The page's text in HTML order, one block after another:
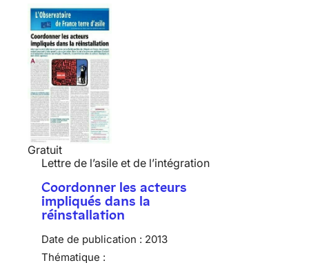
Gratuit
Lettre de l’asile et de l’intégration
Coordonner les acteurs
impliqués dans la
réinstallation
Date de publication : 2013
Thématique :